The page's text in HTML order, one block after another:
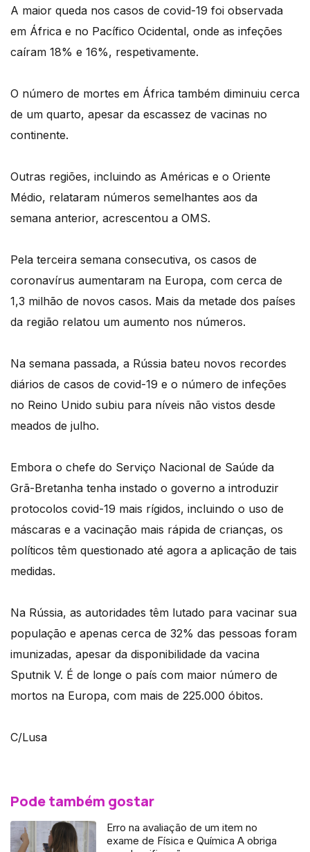
A maior queda nos casos de covid-19 foi observada
em África e no Pacífico Ocidental, onde as infeções
caíram 18% e 16%, respetivamente.
O número de mortes em África também diminuiu cerca
de um quarto, apesar da escassez de vacinas no
continente.
Outras regiões, incluindo as Américas e o Oriente
Médio, relataram números semelhantes aos da
semana anterior, acrescentou a OMS.
Pela terceira semana consecutiva, os casos de
coronavírus aumentaram na Europa, com cerca de
1,3 milhão de novos casos. Mais da metade dos países
da região relatou um aumento nos números.
Na semana passada, a Rússia bateu novos recordes
diários de casos de covid-19 e o número de infeções
no Reino Unido subiu para níveis não vistos desde
meados de julho.
Embora o chefe do Serviço Nacional de Saúde da
Grã-Bretanha tenha instado o governo a introduzir
protocolos covid-19 mais rígidos, incluindo o uso de
máscaras e a vacinação mais rápida de crianças, os
políticos têm questionado até agora a aplicação de tais
medidas.
Na Rússia, as autoridades têm lutado para vacinar sua
população e apenas cerca de 32% das pessoas foram
imunizadas, apesar da disponibilidade da vacina
Sputnik V. É de longe o país com maior número de
mortos na Europa, com mais de 225.000 óbitos.
C/Lusa
Pode também gostar
Erro na avaliação de um item no
exame de Física e Química A obriga